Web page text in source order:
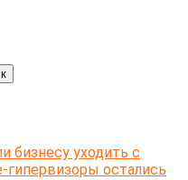
бизнесу уходить с
гипервизоры остались